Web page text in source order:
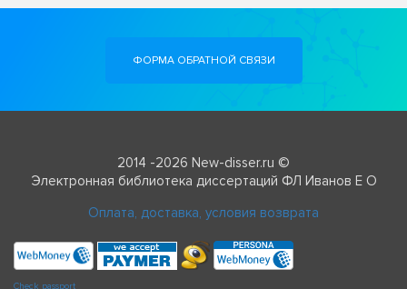
ФОРМА ОБРАТНОЙ СВЯЗИ
2014 -2026 New-disser.ru ©
Электронная библиотека диссертаций ФЛ Иванов Е О
Оплата, доставка, условия возврата
Check passport